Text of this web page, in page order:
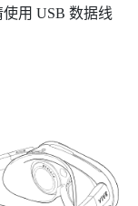
用 USB 数据线